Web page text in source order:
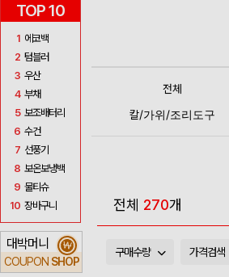
TOP 10
1 에코백
2 텀블러
3 우산
4 부채
5 보조배터리
6 수건
7 선풍기
8 보온보냉백
9 물티슈
10 장바구니
대박머니
COUPON SHOP
₩
전체
칼/가위/조리도구
전체 270개
구매수량 가격검색